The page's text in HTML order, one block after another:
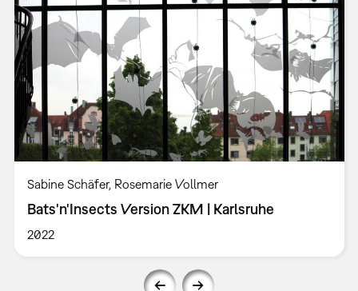
Sabine Schäfer, Rosemarie Vollmer
Bats'n'Insects Version ZKM | Karlsruhe
2022